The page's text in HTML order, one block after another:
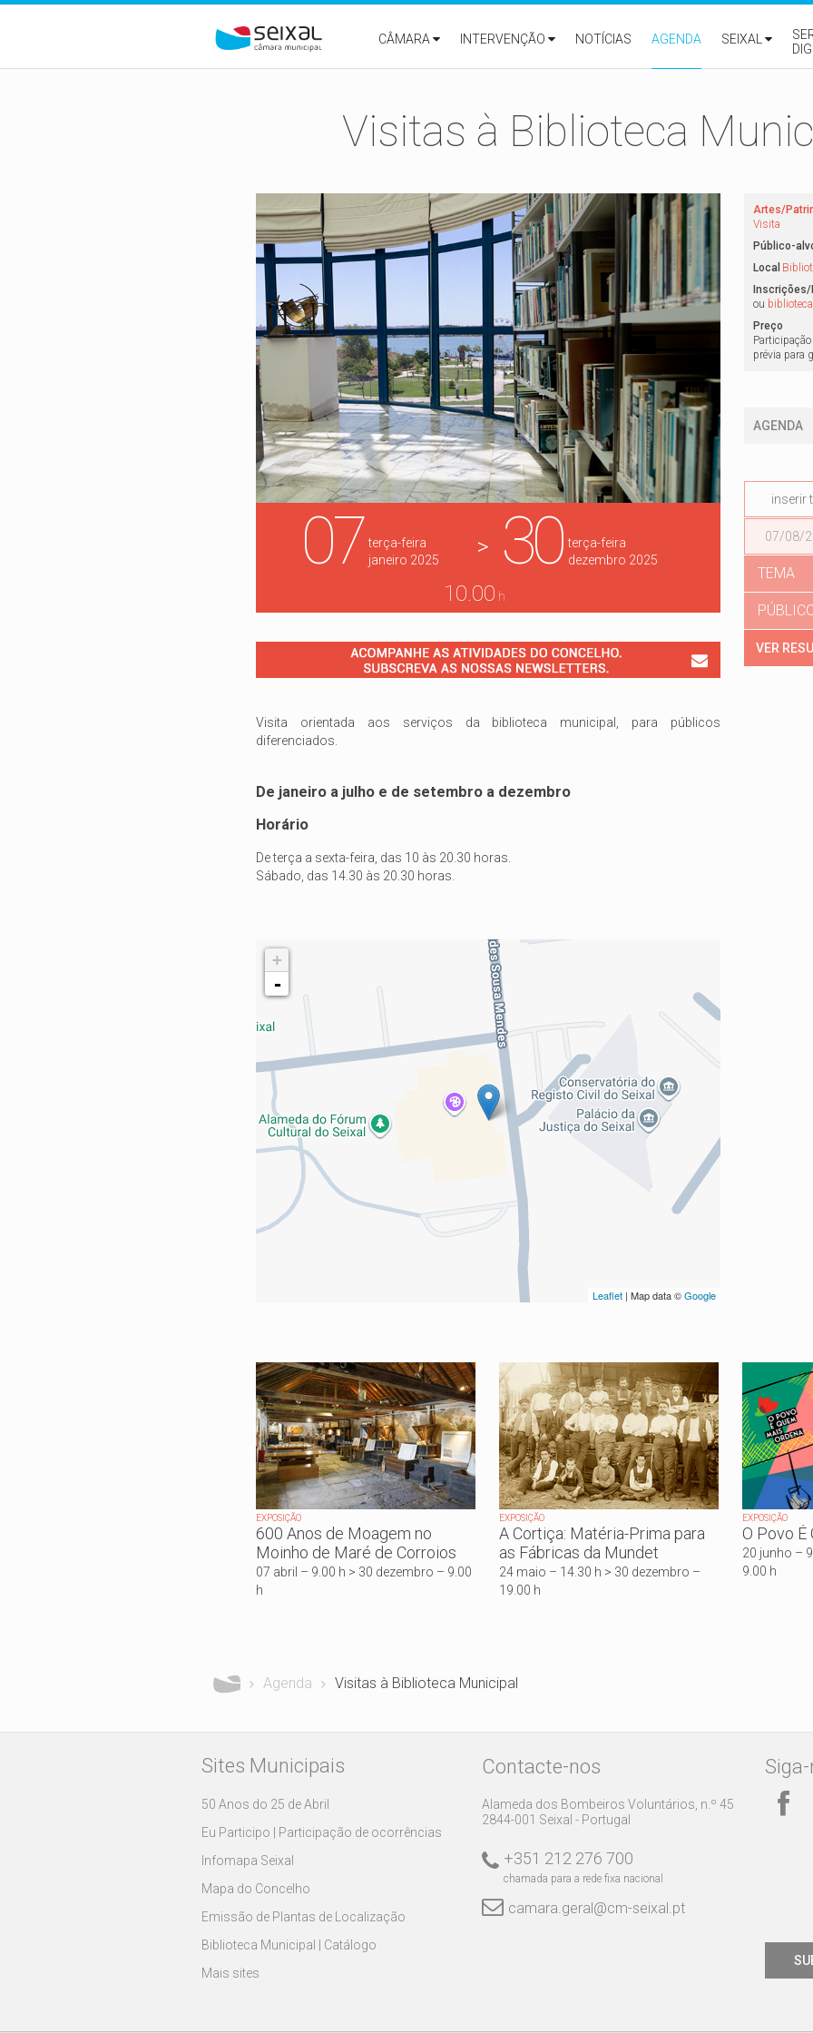
CÂMARA
INTERVENÇÃO NOTÍCIAS AGENDA SEIXAL
Visitas à Biblioteca
07 terça-feira
janeiro 2025 > 30 terça-feira
dezembro 2025
10.00 h
Visita orientada aos serviços da biblioteca municipal, para públicos
diferenciados.
De janeiro a julho e de setembro a dezembro
Horário
De terça a sexta-feira, das 10 às 20.30 horas.
Sábado, das 14.30 às 20.30 horas.
+
-
Leaflet | Map data ©Google
Artes/
Visita
Público-
Local
ou
Preço
prévia para
AGENDA
TEMA
EXPOSIÇÃO
600 Anos de Moagem no
Moinho de Maré de Corroios
07 abril – 9.00 h > 30 dezembro – 9.00
h
EXPOSIÇÃO
A Cortiça: Matéria-Prima para
as Fábricas da Mundet
24 maio – 14.30 h > 30 dezembro –
19.00 h
EXPOSIÇÃO
O Povo É
20 junho –
9.00 h
Agenda Visitas à Biblioteca Municipal
Sites Municipais
50 Anos do 25 de Abril
Eu Participo | Participação de ocorrências
Infomapa Seixal
Mapa do Concelho
Emissão de Plantas de Localização
Biblioteca Municipal | Catálogo
Mais sites
Contacte-nos
Alameda dos Bombeiros Voluntários, n.º 45
2844-001 Seixal - Portugal
+351 212 276 700
chamada para a rede fixa nacional
camara.geral@cm-seixal.pt